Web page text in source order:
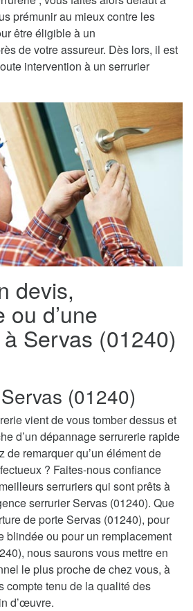
prémunir au mieux contre les
être éligible à un
de votre assureur. Dès lors, il est
intervention à un serrurier
devis,
d’une
Servas (01240)
(01240)
vient de vous tomber dessus et
d’un dépannage serrurerie rapide
de remarquer qu’un élément de
? Faites-nous confiance
serruriers qui sont prêts à
serrurier Servas (01240). Que
de porte Servas (01240), pour
blindée ou pour un remplacement
nous saurons vous mettre en
le plus proche de chez vous, à
compte tenu de la qualité des
d’œuvre.